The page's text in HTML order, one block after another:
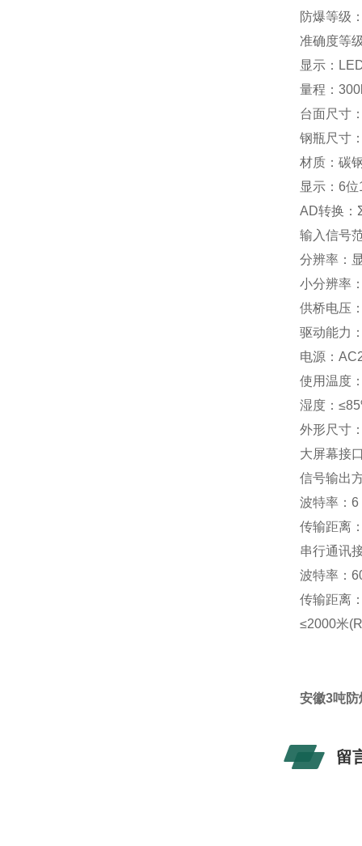
防爆等级
准确度等
显示：
量程：
台面尺寸
钢瓶尺寸
材质：碳
显示：6
AD转换：
输入信号
分辨率：
小分辨率
供桥电压
驱动能力
电源：
使用温度
湿度：
外形尺寸
大屏幕接
信号输出
波特率：6
传输距离
串行通讯
波特率：
传输距离
≤2000米
安徽3吨
留